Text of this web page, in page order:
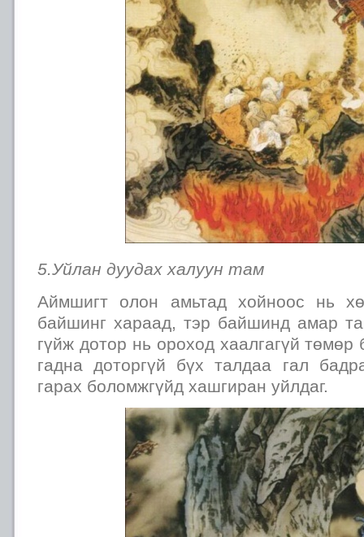
5.Уйлан дуудах халуун там
Аймшигт олон амьтад хойноос нь
байшинг хараад, тэр байшинд амар
гүйж дотор нь ороход хаалгагүй
гадна доторгүй бүх талдаа гал
гарах боломжгүйд хашгиран уйлдаг.